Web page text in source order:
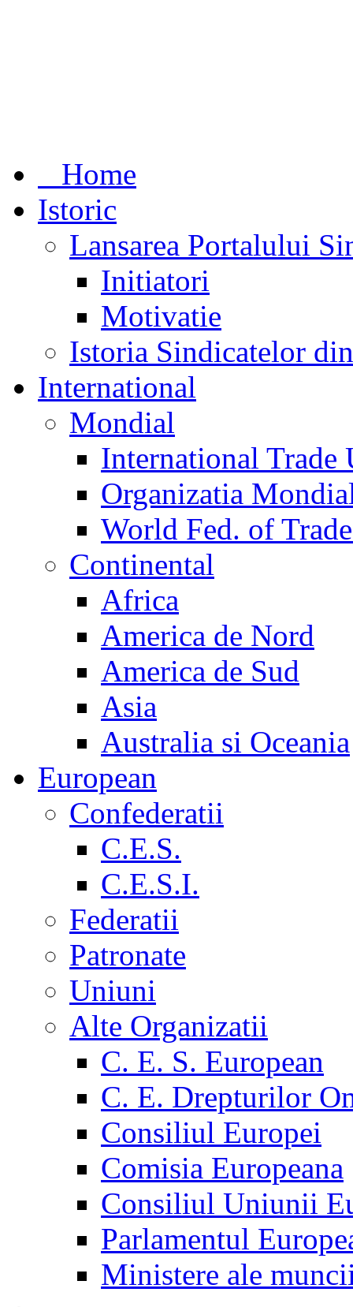
Home
Istoric
Lansarea Portalului
Initiatori
Motivatie
Istoria Sindicatelor
International
Mondial
International Trade
Organizatia
World Fed. of
Continental
Africa
America de Nord
America de Sud
Asia
Australia si Oceania
European
Confederatii
C.E.S.
C.E.S.I.
Federatii
Patronate
Uniuni
Alte Organizatii
C. E. S. European
C. E. Drepturilor
Consiliul Europei
Comisia Europeana
Consiliul Uniunii
Parlamentul
Ministere ale